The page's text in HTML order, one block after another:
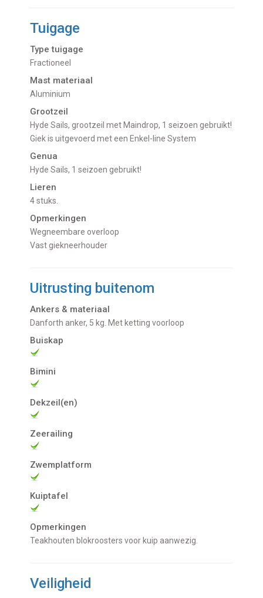
Tuigage
Type tuigage
Fractioneel
Mast materiaal
Aluminium
Grootzeil
Hyde Sails, grootzeil met Maindrop, 1 seizoen gebruikt!
Giek is uitgevoerd met een Enkel-line System
Genua
Hyde Sails, 1 seizoen gebruikt!
Lieren
4 stuks.
Opmerkingen
Wegneembare overloop
Vast giekneerhouder
Uitrusting buitenom
Ankers & materiaal
Danforth anker, 5 kg. Met ketting voorloop
Buiskap
Bimini
Dekzeil(en)
Zeerailing
Zwemplatform
Kuiptafel
Opmerkingen
Teakhouten blokroosters voor kuip aanwezig.
Veiligheid